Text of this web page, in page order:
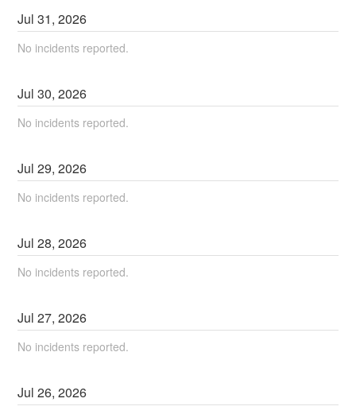
Jul31,2026
No incidents reported.
Jul30,2026
No incidents reported.
Jul29,2026
No incidents reported.
Jul28,2026
No incidents reported.
Jul27,2026
No incidents reported.
Jul26,2026